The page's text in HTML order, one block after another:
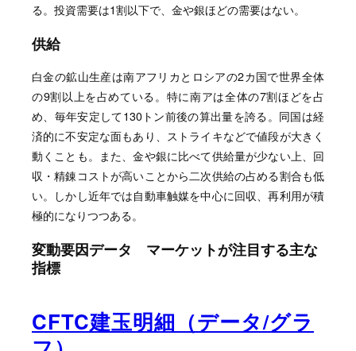
る。投資需要は1割以下で、金や銀ほどの需要はない。
供給
白金の鉱山生産は南アフリカとロシアの2カ国で世界全体
の9割以上を占めている。特に南アは全体の7割ほどを占
め、毎年安定して130トン前後の算出量を誇る。同国は経
済的に不安定な面もあり、ストライキなどで値段が大きく
動くことも。また、金や銀に比べて供給量が少ない上、回
収・精錬コストが高いことから二次供給の占める割合も低
い。しかし近年では自動車触媒を中心に回収、再利用が積
極的になりつつある。
変動要因データ マーケットが注目する主な
指標
CFTC建玉明細（データ/グラ